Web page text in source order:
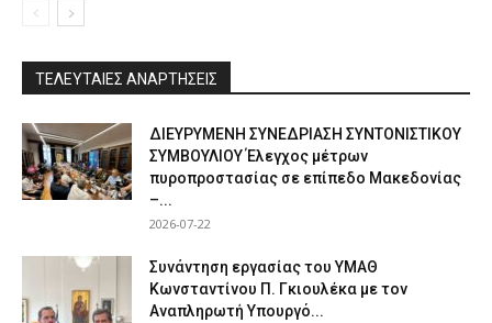
ΤΕΛΕΥΤΑΙΕΣ ΑΝΑΡΤΗΣΕΙΣ
ΔΙΕΥΡΥΜΕΝΗ ΣΥΝΕΔΡΙΑΣΗ ΣΥΝΤΟΝΙΣΤΙΚΟΥ
ΣΥΜΒΟΥΛΙΟΥ Έλεγχος μέτρων
πυροπροστασίας σε επίπεδο Μακεδονίας
–...
2026-07-22
Συνάντηση εργασίας του ΥΜΑΘ
Κωνσταντίνου Π. Γκιουλέκα με τον
Αναπληρωτή Υπουργό...